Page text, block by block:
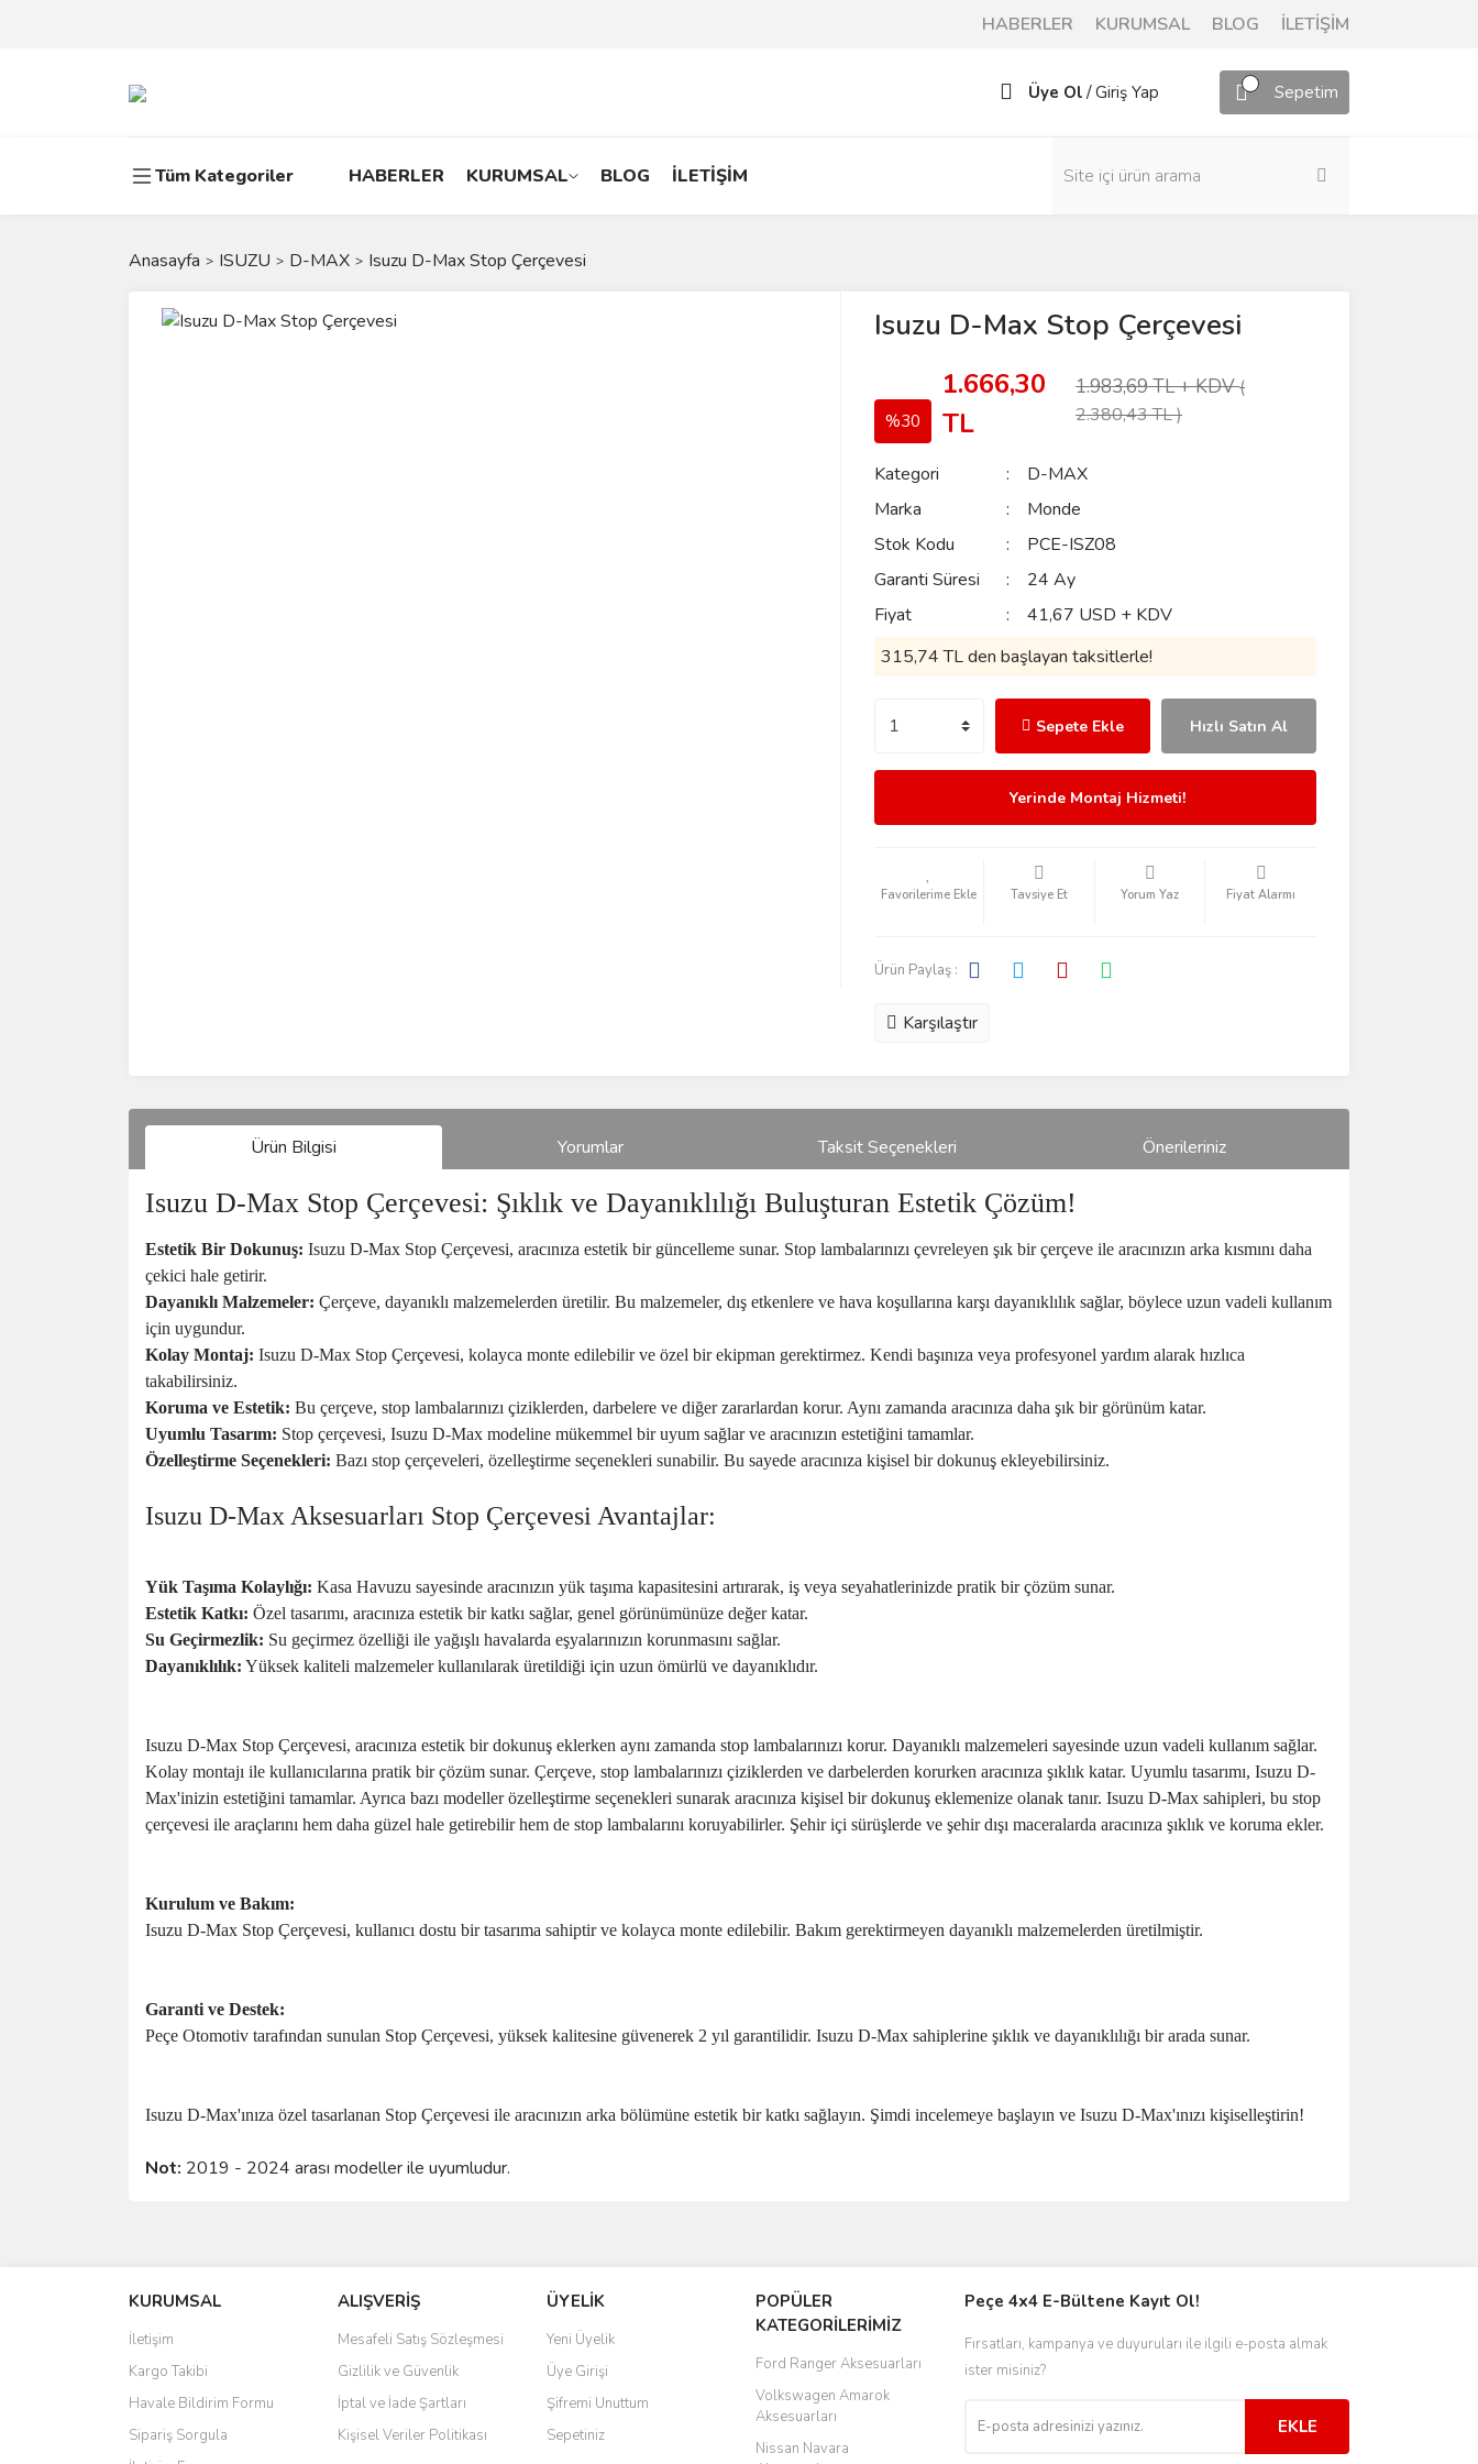
HABERLER KURUMSAL BLOG İLETİŞİM
Üye Ol /Giriş Yap Sepetim
Tüm Kategoriler HABERLER KURUMSAL BLOG İLETİŞİM
Anasayfa ISUZU D-MAX Isuzu D-Max Stop Çerçevesi
Isuzu D-Max Stop Çerçevesi
%30
1.666,30
TL
1.983,69 TL + KDV(
2.380,43 TL )
Kategori
D-MAX
Marka
Monde
Stok Kodu
PCE-ISZ08
Garanti Süresi
24 Ay
Fiyat
41,67 USD + KDV
315,74 TL den başlayan taksitlerle!
Sepete Ekle Hızlı Satın Al
Yerinde Montaj Hizmeti!
Tavsiye Et Yorum Yaz Fiyat Alarmı
Ürün Paylaş :
Karşılaştır
Ürün Bilgisi Yorumlar Taksit Seçenekleri Önerileriniz
Isuzu D-Max Stop Çerçevesi: Şıklık ve Dayanıklılığı Buluşturan Estetik Çözüm!
Estetik Bir Dokunuş: Isuzu D-Max Stop Çerçevesi, aracınıza estetik bir güncelleme sunar. Stop lambalarınızı çevreleyen şık bir çerçeve ile aracınızın arka kısmını daha
çekici hale getirir.
Dayanıklı Malzemeler: Çerçeve, dayanıklı malzemelerden üretilir. Bu malzemeler, dış etkenlere ve hava koşullarına karşı dayanıklılık sağlar, böylece uzun vadeli kullanım
için uygundur.
Kolay Montaj: Isuzu D-Max Stop Çerçevesi, kolayca monte edilebilir ve özel bir ekipman gerektirmez. Kendi başınıza veya profesyonel yardım alarak hızlıca
takabilirsiniz.
Koruma ve Estetik: Bu çerçeve, stop lambalarınızı çiziklerden, darbelere ve diğer zararlardan korur. Aynı zamanda aracınıza daha şık bir görünüm katar.
Uyumlu Tasarım: Stop çerçevesi, Isuzu D-Max modeline mükemmel bir uyum sağlar ve aracınızın estetiğini tamamlar.
Özelleştirme Seçenekleri: Bazı stop çerçeveleri, özelleştirme seçenekleri sunabilir. Bu sayede aracınıza kişisel bir dokunuş ekleyebilirsiniz.
Isuzu D-Max Aksesuarları Stop Çerçevesi Avantajlar:
Yük Taşıma Kolaylığı: Kasa Havuzu sayesinde aracınızın yük taşıma kapasitesini artırarak, iş veya seyahatlerinizde pratik bir çözüm sunar.
Estetik Katkı: Özel tasarımı, aracınıza estetik bir katkı sağlar, genel görünümünüze değer katar.
Su Geçirmezlik: Su geçirmez özelliği ile yağışlı havalarda eşyalarınızın korunmasını sağlar.
Dayanıklılık: Yüksek kaliteli malzemeler kullanılarak üretildiği için uzun ömürlü ve dayanıklıdır.
Isuzu D-Max Stop Çerçevesi, aracınıza estetik bir dokunuş eklerken aynı zamanda stop lambalarınızı korur. Dayanıklı malzemeleri sayesinde uzun vadeli kullanım sağlar.
Kolay montajı ile kullanıcılarına pratik bir çözüm sunar. Çerçeve, stop lambalarınızı çiziklerden ve darbelerden korurken aracınıza şıklık katar. Uyumlu tasarımı, Isuzu D-
Max'inizin estetiğini tamamlar. Ayrıca bazı modeller özelleştirme seçenekleri sunarak aracınıza kişisel bir dokunuş eklemenize olanak tanır. Isuzu D-Max sahipleri, bu stop
çerçevesi ile araçlarını hem daha güzel hale getirebilir hem de stop lambalarını koruyabilirler. Şehir içi sürüşlerde ve şehir dışı maceralarda aracınıza şıklık ve koruma ekler.
Kurulum ve Bakım:
Isuzu D-Max Stop Çerçevesi, kullanıcı dostu bir tasarıma sahiptir ve kolayca monte edilebilir. Bakım gerektirmeyen dayanıklı malzemelerden üretilmiştir.
Garanti ve Destek:
Peçe Otomotiv tarafından sunulan Stop Çerçevesi, yüksek kalitesine güvenerek 2 yıl garantilidir. Isuzu D-Max sahiplerine şıklık ve dayanıklılığı bir arada sunar.
Isuzu D-Max'ınıza özel tasarlanan Stop Çerçevesi ile aracınızın arka bölümüne estetik bir katkı sağlayın. Şimdi incelemeye başlayın ve Isuzu D-Max'ınızı kişiselleştirin!
Not: 2019 - 2024 arası modeller ile uyumludur.
Yorum Yaz
Ürün resmi kalitesiz, bozuk veya görüntülenemiyor.
Ürün açıklamasında eksik bilgiler bulunuyor.
Ürün bilgilerinde hatalar bulunuyor.
Ürün fiyatı diğer sitelerden daha pahalı.
Bu ürüne benzer farklı alternatifler olmalı.
KURUMSAL
İletişim
Kargo Takibi
Havale Bildirim Formu
Sipariş Sorgula
ALIŞVERİŞ
Mesafeli Satış Sözleşmesi
Gizlilik ve Güvenlik
İptal ve İade Şartları
Kişisel Veriler Politikası
ÜYELİK
Yeni Üyelik
Üye Girişi
Şifremi Unuttum
Sepetiniz
POPÜLER
KATEGORİLERİMİZ
Ford Ranger Aksesuarları
Volkswagen Amarok
Aksesuarları
Nissan Navara
Peçe 4x4 E-Bültene Kayıt Ol!
Fırsatları, kampanya ve duyuruları ile ilgili e-posta almak
ister misiniz?
EKLE